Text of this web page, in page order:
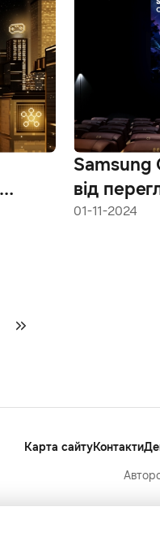
Samsung
від
01-11-2024
Карта сайтуКонтакти